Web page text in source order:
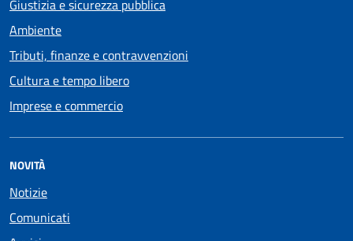
Giustizia e sicurezza pubblica
Ambiente
Tributi, finanze e contravvenzioni
Cultura e tempo libero
Imprese e commercio
NOVITÀ
Notizie
Comunicati